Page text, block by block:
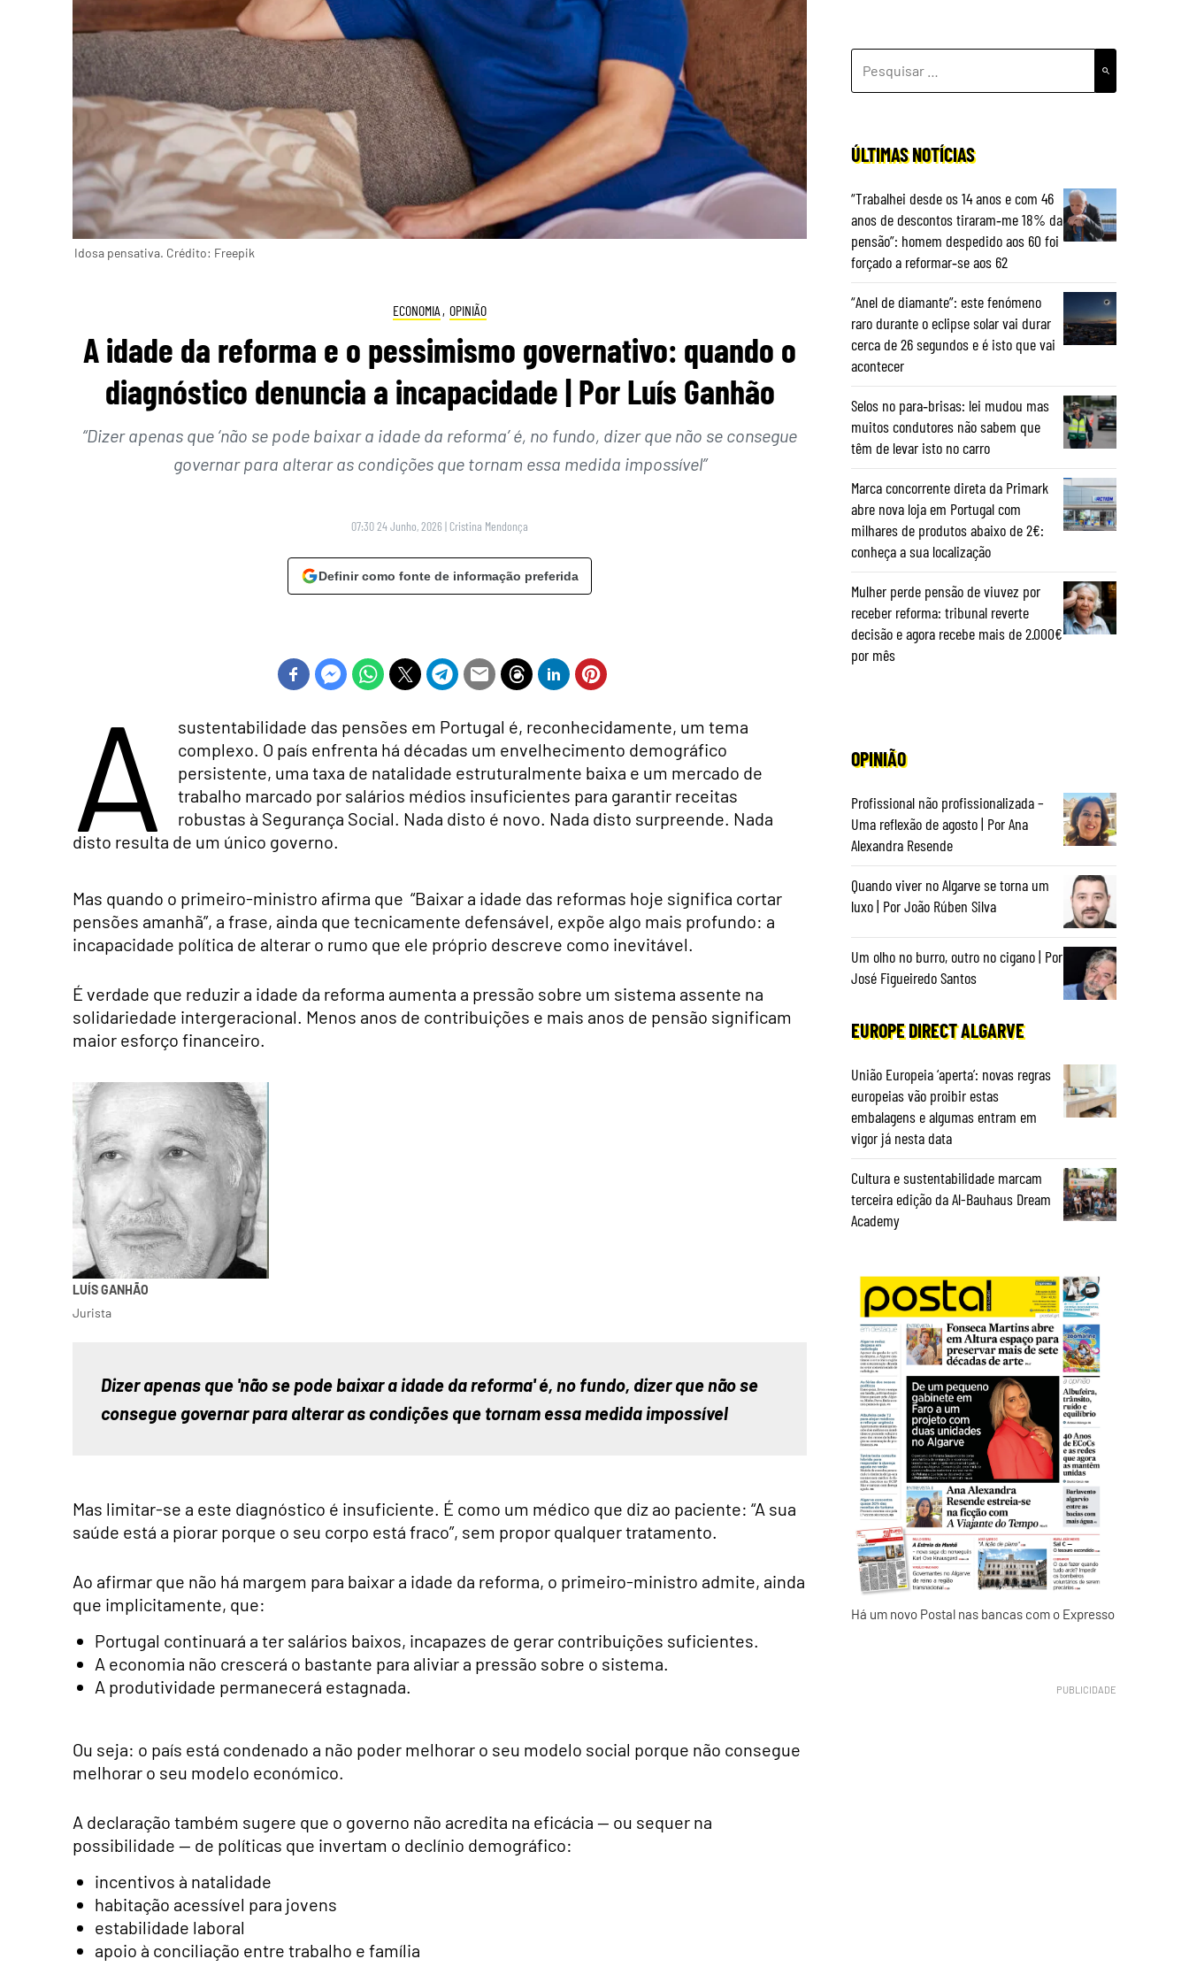
Idosa pensativa. Crédito: Freepik
ECONOMIA , OPINIÃO
A idade da reforma e o pessimismo governativo: quando o
diagnóstico denuncia a incapacidade | Por Luís Ganhão
“Dizer apenas que ‘não se pode baixar a idade da reforma’ é, no fundo, dizer que não se consegue
governar para alterar as condições que tornam essa medida impossível”
07:30 24 Junho, 2026 | Cristina Mendonça
Definir como fonte de informação preferida
A
sustentabilidade das pensões em Portugal é, reconhecidamente, um tema
complexo. O país enfrenta há décadas um envelhecimento demográfico
persistente, uma taxa de natalidade estruturalmente baixa e um mercado de
trabalho marcado por salários médios insuficientes para garantir receitas
robustas à Segurança Social. Nada disto é novo. Nada disto surpreende. Nada
disto resulta de um único governo.
Mas quando o primeiro-ministro afirma que “Baixar a idade das reformas hoje significa cortar
pensões amanhã”, a frase, ainda que tecnicamente defensável, expõe algo mais profundo: a
incapacidade política de alterar o rumo que ele próprio descreve como inevitável.
É verdade que reduzir a idade da reforma aumenta a pressão sobre um sistema assente na
solidariedade intergeracional. Menos anos de contribuições e mais anos de pensão significam
maior esforço financeiro.
LUÍS GANHÃO
Jurista
Dizer apenas que 'não se pode baixar a idade da reforma' é, no fundo, dizer que não se
consegue governar para alterar as condições que tornam essa medida impossível
Mas limitar-se a este diagnóstico é insuficiente. É como um médico que diz ao paciente: “A sua
saúde está a piorar porque o seu corpo está fraco”, sem propor qualquer tratamento.
Ao afirmar que não há margem para baixar a idade da reforma, o primeiro-ministro admite, ainda
que implicitamente, que:
Portugal continuará a ter salários baixos, incapazes de gerar contribuições suficientes.
A economia não crescerá o bastante para aliviar a pressão sobre o sistema.
A produtividade permanecerá estagnada.
Ou seja: o país está condenado a não poder melhorar o seu modelo social porque não consegue
melhorar o seu modelo económico.
A declaração também sugere que o governo não acredita na eficácia — ou sequer na
possibilidade — de políticas que invertam o declínio demográfico:
incentivos à natalidade
habitação acessível para jovens
estabilidade laboral
apoio à conciliação entre trabalho e família
POR:
ÚLTIMAS NOTÍCIAS
“Trabalhei desde os 14 anos e com 46
anos de descontos tiraram‑me 18% da
pensão”: homem despedido aos 60 foi
forçado a reformar‑se aos 62
“Anel de diamante”: este fenómeno
raro durante o eclipse solar vai durar
cerca de 26 segundos e é isto que vai
acontecer
Selos no para‑brisas: lei mudou mas
muitos condutores não sabem que
têm de levar isto no carro
Marca concorrente direta da Primark
abre nova loja em Portugal com
milhares de produtos abaixo de 2€:
conheça a sua localização
Mulher perde pensão de viuvez por
receber reforma: tribunal reverte
decisão e agora recebe mais de 2.000€
por mês
OPINIÃO
Profissional não profissionalizada –
Uma reflexão de agosto | Por Ana
Alexandra Resende
Quando viver no Algarve se torna um
luxo | Por João Rúben Silva
Um olho no burro, outro no cigano | Por
José Figueiredo Santos
EUROPE DIRECT ALGARVE
União Europeia ‘aperta’: novas regras
europeias vão proibir estas
embalagens e algumas entram em
vigor já nesta data
Cultura e sustentabilidade marcam
terceira edição da Al-Bauhaus Dream
Academy
Há um novo Postal nas bancas com o Expresso